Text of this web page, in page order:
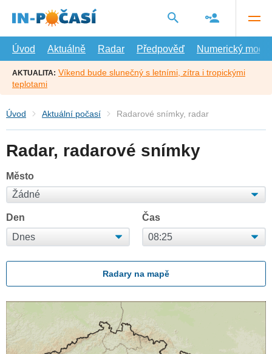
hlavní
Úvod
Aktuálně Radar Předpověď Numerický model
AKTUALITA: Víkend bude slunečný s letními, zítra i tropickými
teplotami
Úvod Aktuální počasí Radarové snímky, radar
Radar, radarové snímky
Město
Den Čas
Radary na mapě